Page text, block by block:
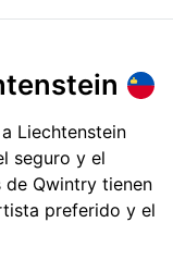
Liechtenstein
seguro y el
Qwintry tienen
preferido y el